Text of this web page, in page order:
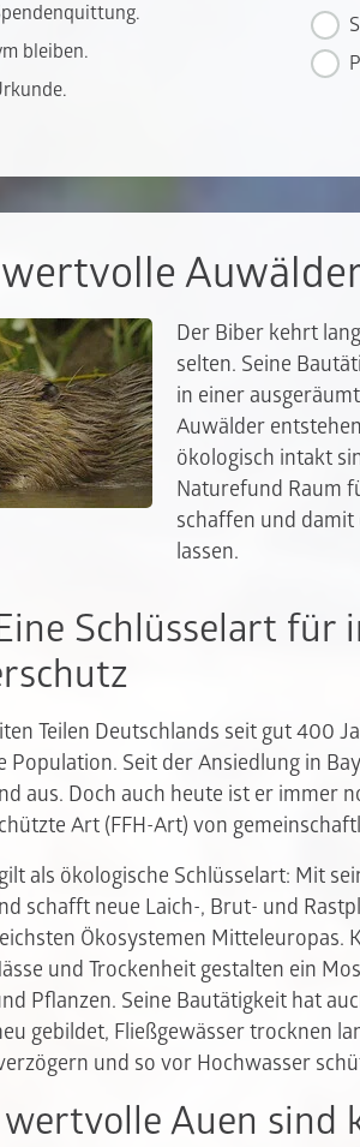
bleiben.
Der Biber kehrt
selten. Seine
in einer
Auwälder
ökologisch intakt
Naturefund Raum
schaffen und
lassen.
Schlüsselart für
Teilen Deutschlands seit gut 400
Population. Seit der Ansiedlung in
aus. Doch auch heute ist er immer
Art (FFH-Art) von
als ökologische Schlüsselart: Mit
schafft neue Laich-, Brut- und
Ökosystemen
und Trockenheit gestalten ein
Pflanzen. Seine Bautätigkeit hat
gebildet, Fließgewässer trocknen
und so vor Hochwasser
Auen sind